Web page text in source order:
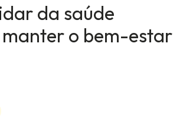
da saúde
o bem-estar